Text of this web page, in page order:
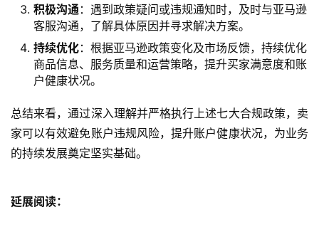
积极沟通 ：遇到政策疑问或违规通知时，及时与亚马逊
客服沟通，了解具体原因并寻求解决方案。
持续优化：根据亚马逊政策变化及市场反馈，持续优化
商品信息、服务质量和运营策略，提升买家满意度和账
户健康状况。
总结来看，通过深入理解并严格执行上述七大合规政策，卖
家可以有效避免账户违规风险，提升账户健康状况，为业务
的持续发展奠定坚实基础。
延展阅读：